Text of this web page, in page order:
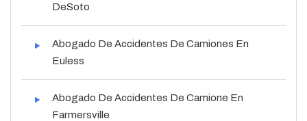
DeSoto
Abogado De Accidentes De Camiones En
Euless
Abogado De Accidentes De Camione En
Farmersville